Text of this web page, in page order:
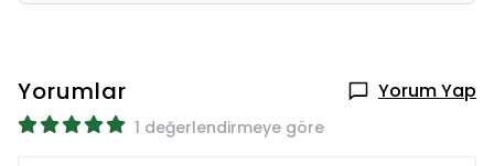
Yorumlar Yorum Yap
1 değerlendirmeye göre